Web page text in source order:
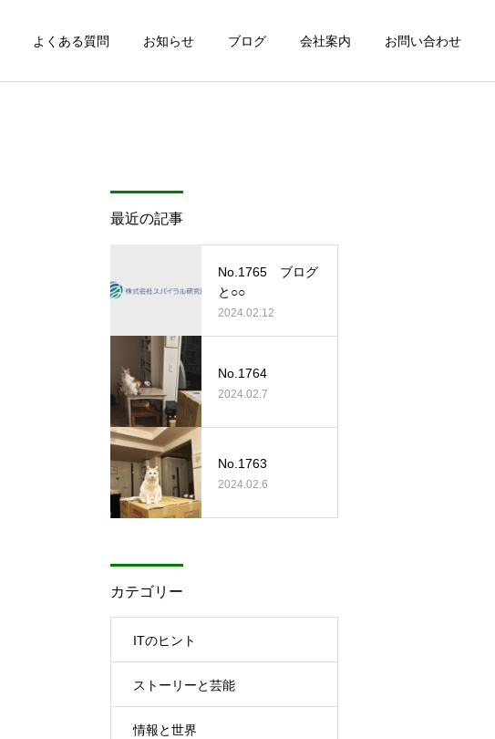
よくある質問 お知らせ ブログ 会社案内 お問い合わせ
最近の記事
No.1765 ブログ
と○○
2024.02.12
No.1764
2024.02.7
No.1763
2024.02.6
カテゴリー
ITのヒント
ストーリーと芸能
情報と世界